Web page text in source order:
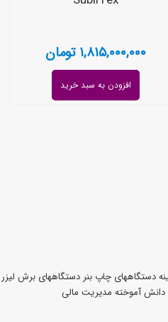
۱,۸۱۵,۰۰۰,۰۰۰ تومان
افزودن به سبد خرید
دانش آموخته مدیریت مالی